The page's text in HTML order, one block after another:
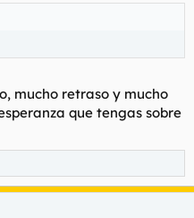
mucho retraso y mucho
que tengas sobre